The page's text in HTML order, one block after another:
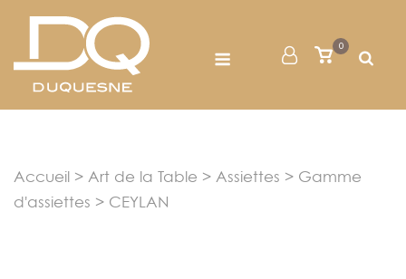
content
Mon
Voir
0
Accueil > Art de la Table > Assiettes > Gamme
d'assiettes > CEYLAN